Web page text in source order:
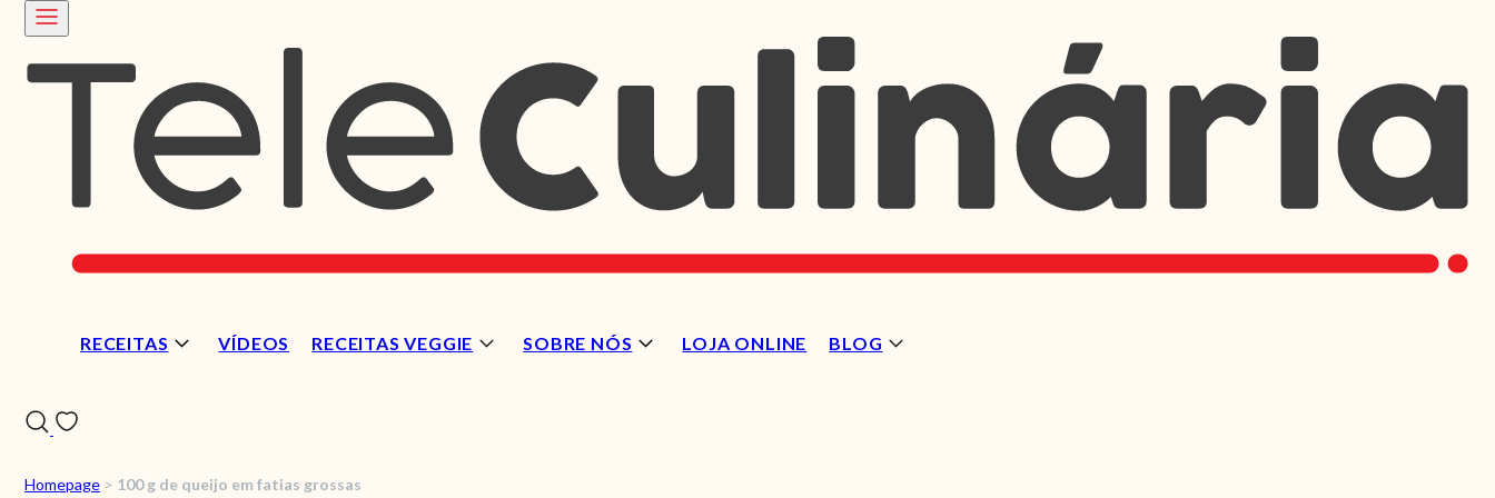
RECEITAS VÍDEOS RECEITAS VEGGIE SOBRE NÓS LOJA ONLINE BLOG
Homepage > 100 g de queijo em fatias grossas